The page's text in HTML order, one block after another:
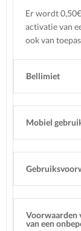
Er wordt
activatie van
ook van
Bellimiet
Mobiel
Voorwaarden
van een